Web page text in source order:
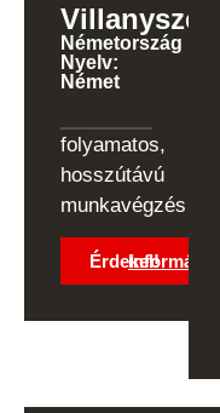
Németország
Nyelv:
Német
folyamatos,
hosszútávú
munkavégzés
Érdekel!